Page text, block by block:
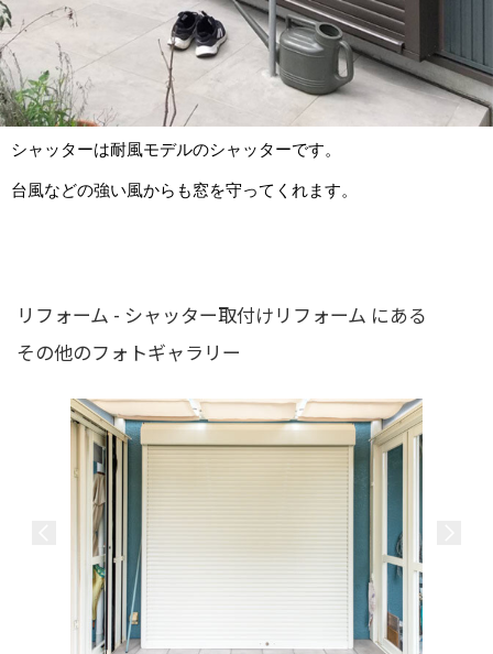
シャッターは耐風モデルのシャッターです。
台風などの強い風からも窓を守ってくれます。
リフォーム - シャッター取付けリフォーム にある
その他のフォトギャラリー